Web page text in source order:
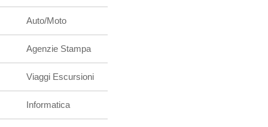
Auto/Moto
Agenzie Stampa
Viaggi Escursioni
Informatica